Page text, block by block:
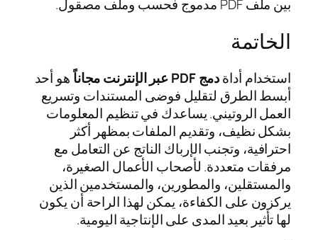
بين ملف PDF مدموج فحسب وملف مصقول.
الخاتمة
استخدام أداةدمج PDF عبر الإنترنت مجاناً
هو أحد
أبسط الطرق لتقليل فوضى المستندات وتسريع
العمل الروتيني. يساعدك في تنظيم المعلومات
بشكل نظيف، وتقديم الملفات بمظهر أكثر
احترافية، وتجنب الإرباك الناتج عن التعامل مع
مرفقات متعددة. لأصحاب الأعمال الصغيرة،
والمستقلين، والمطورين، والمستخدمين الذين
يركزون على الكفاءة، يمكن لهذا الراحة أن يكون
لها تأثير بعيد المدى على الإنتاجية اليومية.